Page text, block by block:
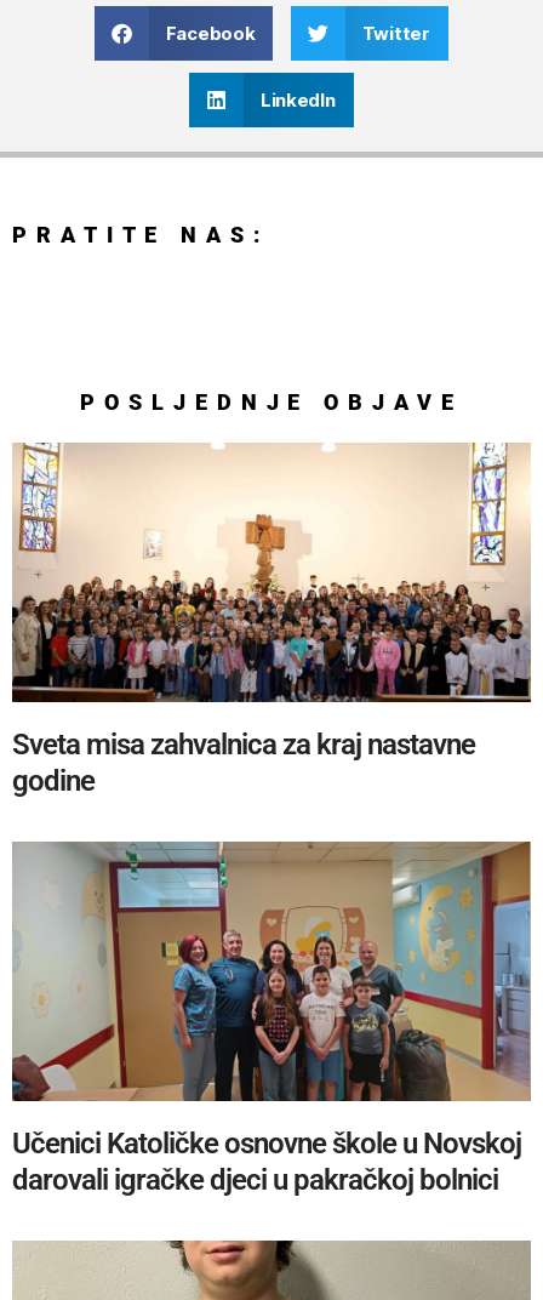
Facebook Twitter
LinkedIn
PRATITE NAS:
POSLJEDNJE OBJAVE
Sveta misa zahvalnica za kraj nastavne
godine
Učenici Katoličke osnovne škole u Novskoj
darovali igračke djeci u pakračkoj bolnici